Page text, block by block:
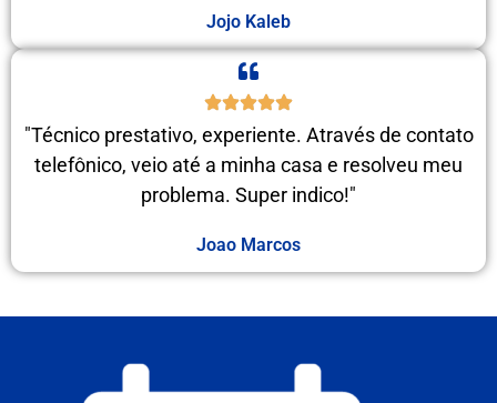
Jojo Kaleb
"Técnico prestativo, experiente. Através de contato
telefônico, veio até a minha casa e resolveu meu
problema. Super indico!"
Joao Marcos